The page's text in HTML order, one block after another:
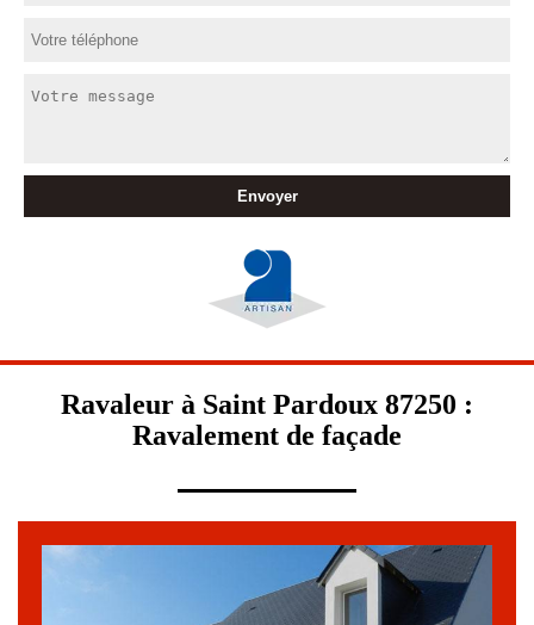
Ravaleur à Saint Pardoux 87250 :
Ravalement de façade